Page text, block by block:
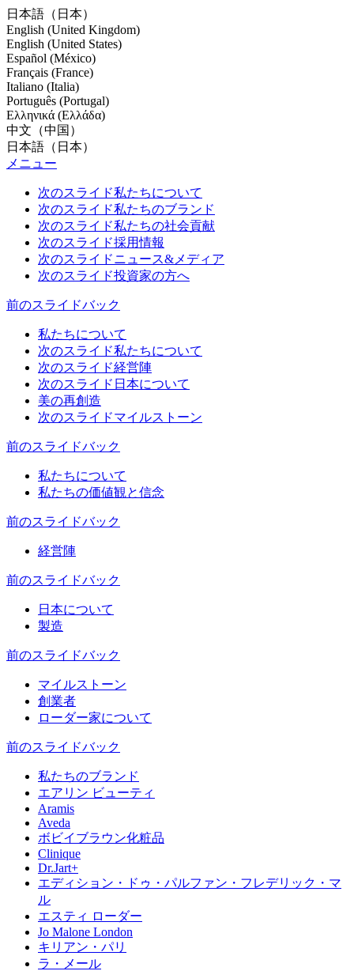
日本語（日本）
English (United Kingdom)
English (United States)
Español (México)
Français (France)
Italiano (Italia)
Português (Portugal)
Ελληνικά (Ελλάδα)
中文（中国）
日本語（日本）
メニュー
次のスライド私たちについて
次のスライド私たちのブランド
次のスライド私たちの社会貢献
次のスライド採用情報
次のスライドニュース&メディア
次のスライド投資家の方へ
前のスライドバック
私たちについて
次のスライド私たちについて
次のスライド経営陣
次のスライド 日本について
美の再創造
次のスライドマイルストーン
前のスライドバック
私たちについて
私たちの価値観と信念
前のスライドバック
経営陣
前のスライドバック
日本について
製造
前のスライドバック
マイルストーン
創業者
ローダー家について
前のスライドバック
私たちのブランド
エアリン ビューティ
Aramis
Aveda
ボビイブラウン化粧品
Clinique
Dr.Jart+
エディション・ドゥ・パルファン・フレデリック・マ
ル
エスティ ローダー
Jo Malone London
キリアン・パリ
ラ・メール